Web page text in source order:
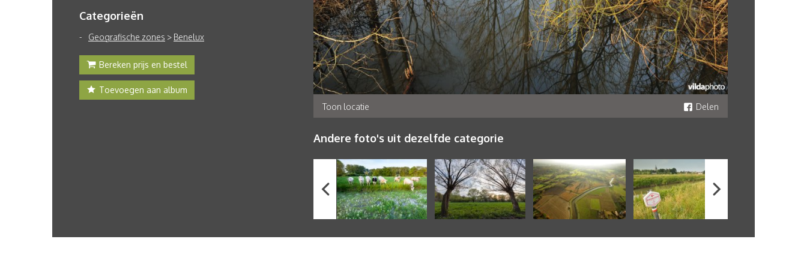
Categorieën
Geografische zones > Benelux
Bereken prijs en bestel
Toevoegen aan album
Toon locatie
Delen
Andere foto's uit dezelfde categorie